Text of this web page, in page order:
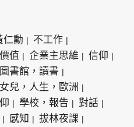
仁勳
不工作
值 企業主思維
信仰
圖書館，讀書
女兒，人生，歐洲
學校，報告
對話
感知
拔林夜課